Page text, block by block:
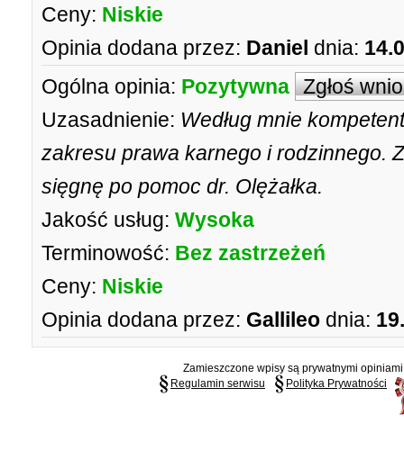
Ceny: Niskie
Opinia dodana przez: Daniel dnia:
Ogólna opinia: Pozytywna Zgłoś
Uzasadnienie: Według mnie
zakresu prawa karnego i rodzinnego.
sięgnę po pomoc dr. Olężałka.
Jakość usług: Wysoka
Terminowość: Bez zastrzeżeń
Ceny: Niskie
Opinia dodana przez: Gallileo dnia:
Zamieszczone wpisy są prywatnymi
Regulamin serwisu
Polityka Prywatności